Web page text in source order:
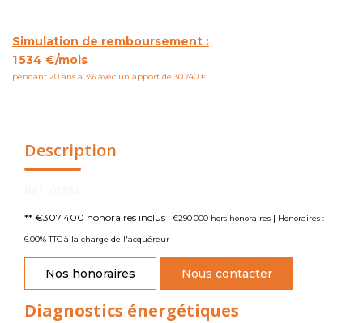
Simulation de remboursement :
1 534 €/mois
pendant 20 ans à 3% avec un apport de 30 740 €
Description
** €307 400 honoraires inclus | €290 000 hors honoraires | Honoraires :
6.00% TTC à la charge de l'acquéreur
Nos honoraires Nous contacter
Diagnostics énergétiques